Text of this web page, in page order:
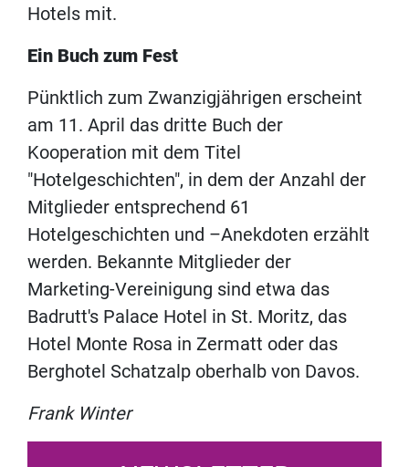
Hotels mit.
Ein Buch zum Fest
Pünktlich zum Zwanzigjährigen erscheint
am 11. April das dritte Buch der
Kooperation mit dem Titel
"Hotelgeschichten", in dem der Anzahl der
Mitglieder entsprechend 61
Hotelgeschichten und –Anekdoten erzählt
werden. Bekannte Mitglieder der
Marketing-Vereinigung sind etwa das
Badrutt's Palace Hotel in St. Moritz, das
Hotel Monte Rosa in Zermatt oder das
Berghotel Schatzalp oberhalb von Davos.
Frank Winter